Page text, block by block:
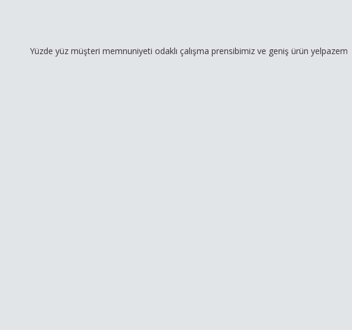
Yüzde yüz müşteri memnuniyeti odaklı çalışma prensibimiz ve geniş ürün yelpazemizle